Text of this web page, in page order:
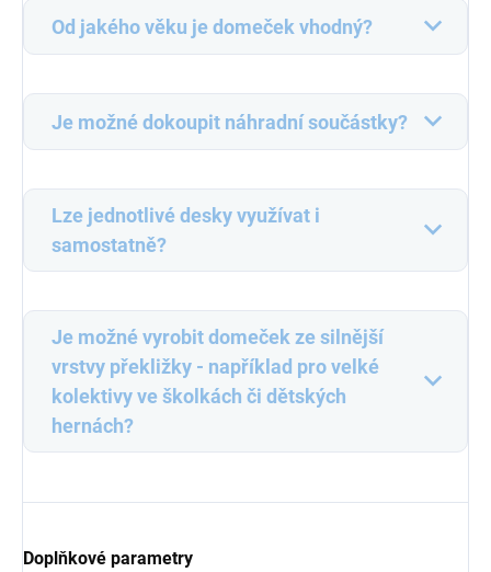
Od jakého věku je domeček vhodný?
Je možné dokoupit náhradní součástky?
Lze jednotlivé desky využívat i
samostatně?
Je možné vyrobit domeček ze silnější
vrstvy překližky - například pro velké
kolektivy ve školkách či dětských
hernách?
Doplňkové parametry